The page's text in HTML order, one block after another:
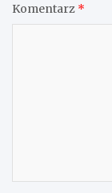
Komentarz *